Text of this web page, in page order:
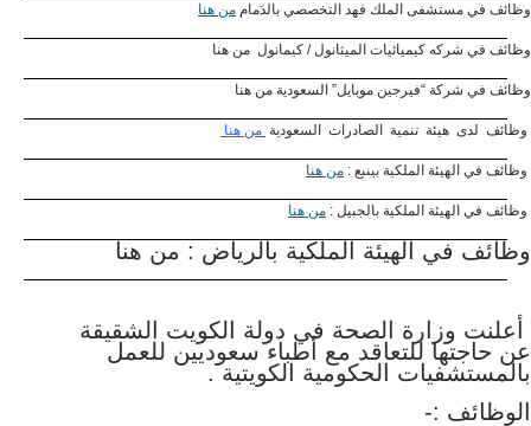
وظائف في مستشفى الملك فهد التخصصي بالدَمام من هنا
وظائف في شركه كيميائيات الميثانول / كيمانول من هنا
وظائف في شركة “فيرجين موبايل” السعودية من هنا
وظائف لدى هيئة تنمية الصادرات السعودية من هنا
وظائف في الهيئة الملكية بينبع : من هنا
وظائف في الهيئة الملكية بالجبيل : من هنا
وظائف في الهيئة الملكية بالرياض : من هنا
أعلنت وزارة الصحة في دولة الكويت الشقيقة
عن حاجتها للتعاقد مع أطباء سعوديين للعمل
بالمستشفيات الحكومية الكويتية .
الوظائف :-